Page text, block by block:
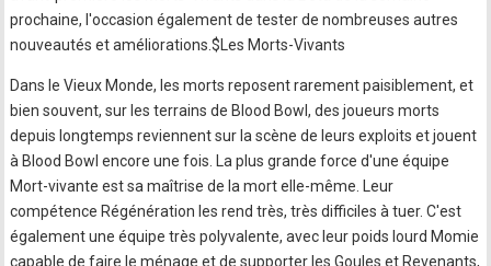
prochaine, l'occasion également de tester de nombreuses autres
nouveautés et améliorations.$Les Morts-Vivants
Dans le Vieux Monde, les morts reposent rarement paisiblement, et
bien souvent, sur les terrains de Blood Bowl, des joueurs morts
depuis longtemps reviennent sur la scène de leurs exploits et jouent
à Blood Bowl encore une fois. La plus grande force d'une équipe
Mort-vivante est sa maîtrise de la mort elle-même. Leur
compétence Régénération les rend très, très difficiles à tuer. C'est
également une équipe très polyvalente, avec leur poids lourd Momie
capable de faire le ménage et de supporter les Goules et Revenants,